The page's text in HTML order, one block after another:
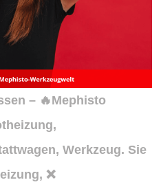
– 🔥Mephisto
Werkzeug. Sie
❌